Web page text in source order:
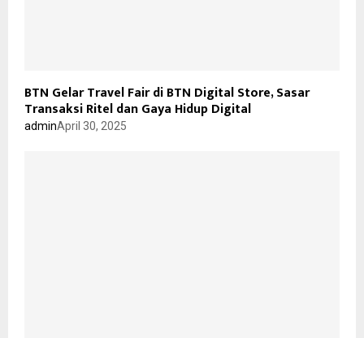
BTN Gelar Travel Fair di BTN Digital Store, Sasar
Transaksi Ritel dan Gaya Hidup Digital
adminApril 30, 2025